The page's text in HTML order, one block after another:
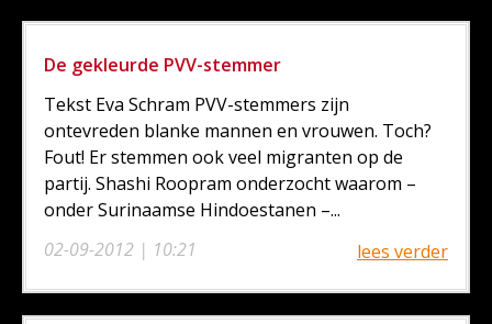
De gekleurde PVV-stemmer
02-09-2012 | 10:21
Tekst Eva Schram PVV-stemmers zijn
ontevreden blanke mannen en vrouwen. Toch?
Fout! Er stemmen ook veel migranten op de
partij. Shashi Roopram onderzocht waarom –
onder Surinaamse Hindoestanen –...
lees verder